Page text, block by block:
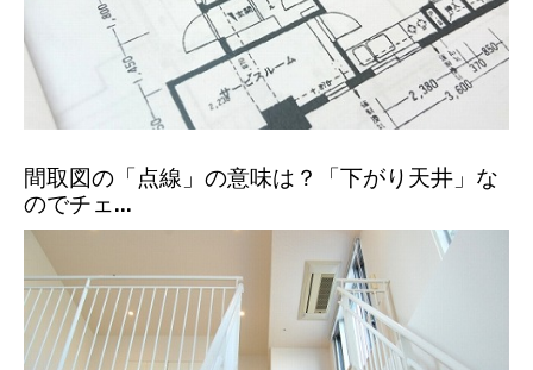
間取図の「点線」の意味は？「下がり天井」な
のでチェ...